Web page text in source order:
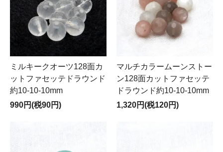
ミルキークオーツ128面カ
ットファセッテドラウンド
約10-10-10mm
990円(税90円)
マルチカラームーンストー
ン128面カットファセッテ
ドラウンド約10-10-10mm
1,320円(税120円)